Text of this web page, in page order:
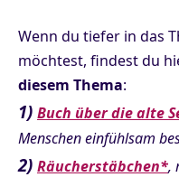
Wenn du tiefer in das
möchtest, findest du
diesem Thema:
1) Buch über die alte
Menschen einfühlsam
2) Räucherstäbchen*,